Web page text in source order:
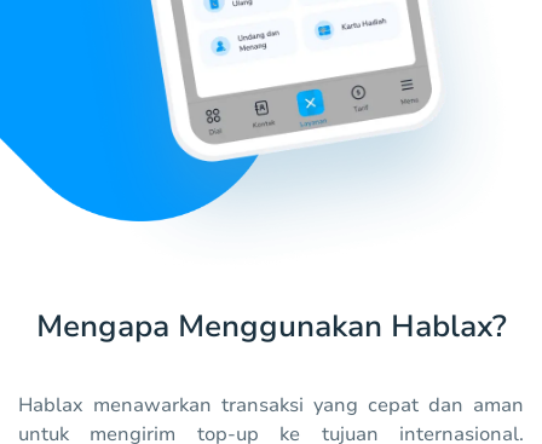
Mengapa Menggunakan Hablax?
Hablax menawarkan transaksi yang cepat dan aman
untuk mengirim top-up ke tujuan internasional.